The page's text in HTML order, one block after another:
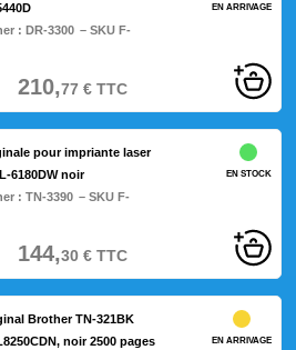
:DR-3300 – SKU F-
EN ARRIVAGE
210,77 €TTC
pour impriante laser
6180DW noir
:TN-3390 – SKU F-
EN STOCK
144,30€TTC
Brother TN-321BK
noir 2500 pages
EN ARRIVAGE